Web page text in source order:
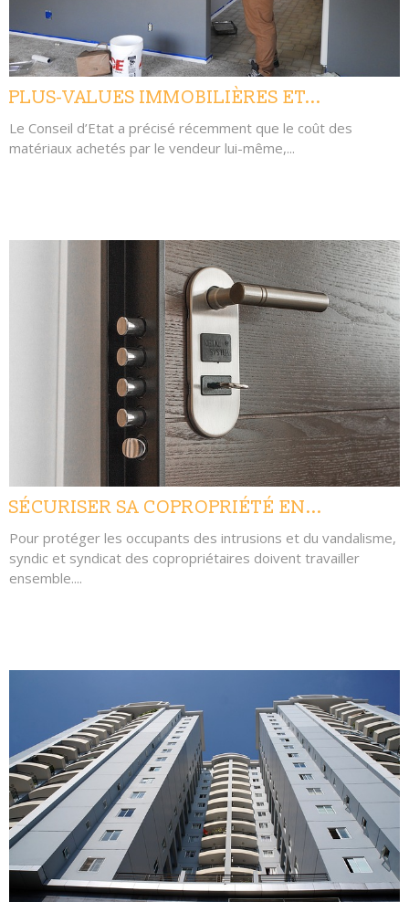
PLUS-VALUES IMMOBILIÈRES ET...
Le Conseil d’Etat a précisé récemment que le coût des
matériaux achetés par le vendeur lui-même,...
SÉCURISER SA COPROPRIÉTÉ EN...
Pour protéger les occupants des intrusions et du vandalisme,
syndic et syndicat des copropriétaires doivent travailler
ensemble....
LIRE L'ARTICLE
LIRE L'ARTICLE